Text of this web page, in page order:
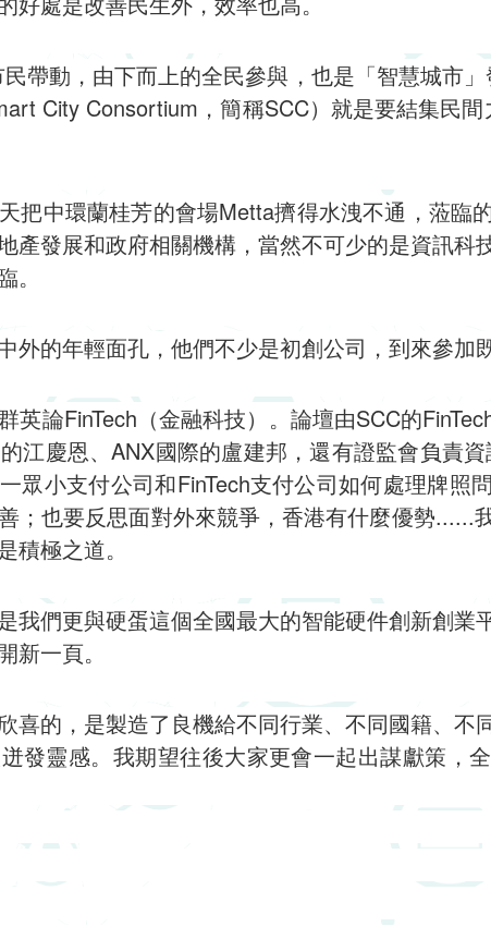
帶動，由下而上的全民參與，也是「智慧城市
City Consortium，簡稱SCC）就是要結集民
把中環蘭桂芳的會場Metta擠得水洩不通，蒞臨
產發展和政府相關機構，當然不可少的是資訊科
外的年輕面孔，他們不少是初創公司，到來參加
英論FinTech（金融科技）。論壇由SCC的
江慶恩、ANX國際的盧建邦，還有證監會負責
眾小支付公司和FinTech支付公司如何處理牌照
；也要反思面對外來競爭，香港有什麼優勢......
積極之道。
我們更與硬蛋這個全國最大的智能硬件創新創業
新一頁。
喜的，是製造了良機給不同行業、不同國籍、不
發靈感。我期望往後大家更會一起出謀獻策，